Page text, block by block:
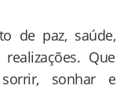
de paz, saúde,
Que
sonhar e